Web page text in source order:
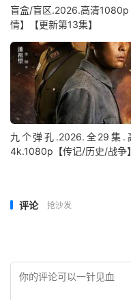
盲盒/盲区.2026.高清1080p
情】【更新第13集】
九个弹孔.2026.全29集.
4k.1080p【传记/历史/战争】
评论 抢沙发